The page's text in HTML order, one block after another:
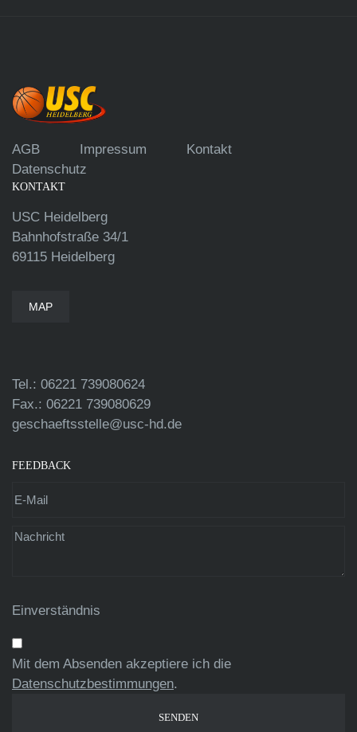
AGB Impressum
Kontakt
Datenschutz
KONTAKT
USC Heidelberg
Bahnhofstraße 34/1
69115 Heidelberg
MAP
Tel.: 06221 739080624
Fax.: 06221 739080629
geschaeftsstelle@usc-hd.de
FEEDBACK
Einverständnis
Mit dem Absenden akzeptiere ich die
Datenschutzbestimmungen.